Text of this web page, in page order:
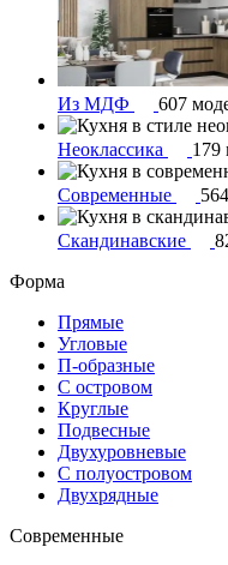
Из МДФ 607
Неоклассика 179
Современные
Скандинавские
Форма
Прямые
Угловые
П-образные
С островом
Круглые
Подвесные
Двухуровневые
С полуостровом
Двухрядные
Современные